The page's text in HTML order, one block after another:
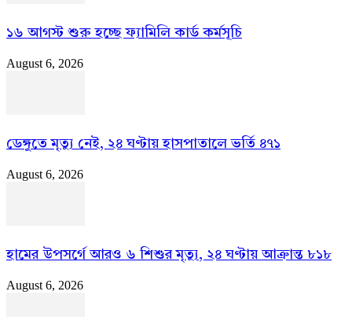
১৬ আগস্ট শুরু হচ্ছে ফ্যামিলি কার্ড কর্মসূচি
August 6, 2026
ডেঙ্গুতে মৃত্যু নেই, ২৪ ঘণ্টায় হাসপাতালে ভর্তি ৪৭১
August 6, 2026
হামের উপসর্গে আরও ৬ শিশুর মৃত্যু, ২৪ ঘণ্টায় আক্রান্ত ৮১৮
August 6, 2026